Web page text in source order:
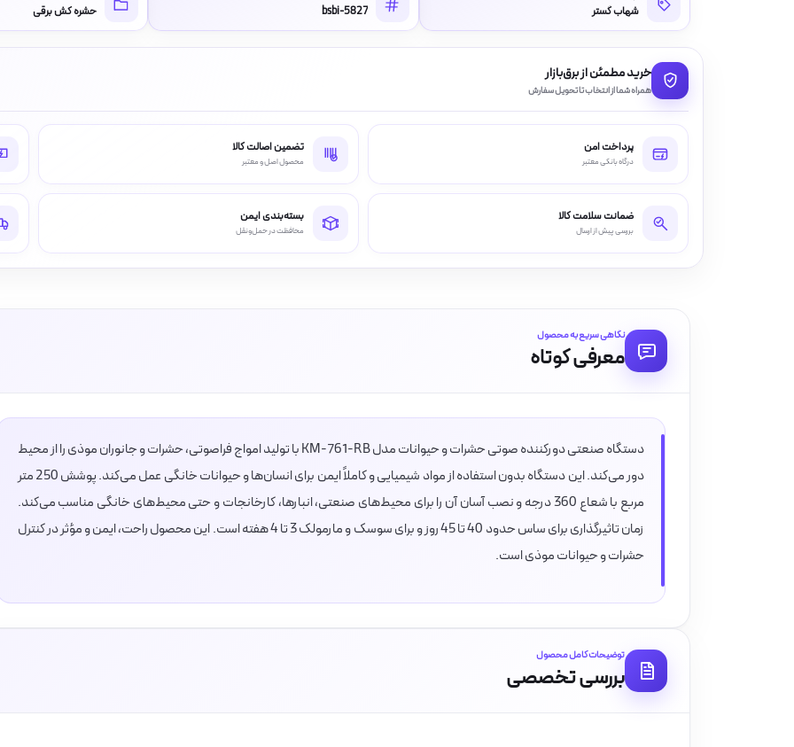
نگاهی سریع به محصول
معرفی کوتاه
دستگاه صنعتی دورکننده صوتی حشرات و حیوانات مدل KM-761-RB با تولید امواج فراصوتی، حشرات و جانوران موذی را از محیط
دور می‌کند. این دستگاه بدون استفاده از مواد شیمیایی و کاملاً ایمن برای انسان‌ها و حیوانات خانگی عمل می‌کند. پوشش 250 متر
مربع با شعاع 360 درجه و نصب آسان آن را برای محیط‌های صنعتی، انبارها، کارخانجات و حتی محیط‌های خانگی مناسب می‌کند.
زمان تاثیرگذاری برای ساس حدود 40 تا 45 روز و برای سوسک و مارمولک 3 تا 4 هفته است. این محصول راحت، ایمن و مؤثر در کنترل
حشرات و حیوانات موذی است.
توضیحات کامل محصول
بررسی تخصصی
شهاب گستر bsbi-5827 حشره کش برقی
خرید مطمئن از برق‌بازار
همراه شما از انتخاب تا تحویل سفارش
پرداخت امن
درگاه بانکی معتبر
تضمین اصالت کالا
محصول اصل و معتبر
ضمانت سلامت کالا
بررسی پیش از ارسال
بسته‌بندی ایمن
محافظت در حمل‌ونقل